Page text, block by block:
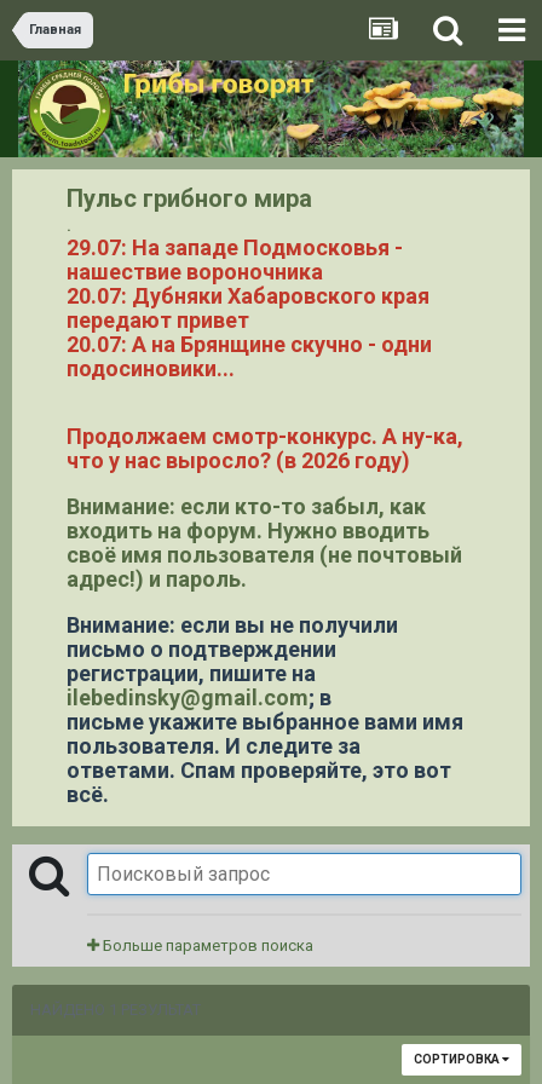
Главная
Пульс грибного мира
.
29.07: На западе Подмосковья -
нашествие вороночника
20.07: Дубняки Хабаровского края
передают привет
20.07: А на Брянщине скучно - одни
подосиновики...
Продолжаем смотр-конкурс. А ну-ка,
что у нас выросло? (в 2026 году)
Внимание: если кто-то забыл, как
входить на форум. Нужно вводить
своё имя пользователя (не почтовый
адрес!) и пароль.
Внимание: если вы не получили
письмо о подтверждении
регистрации, пишите на
ilebedinsky@gmail.com; в
письме укажите выбранное вами имя
пользователя. И следите за
ответами. Спам проверяйте, это вот
всё.
Больше параметров поиска
НАЙДЕНО 1 РЕЗУЛЬТАТ
СОРТИРОВКА